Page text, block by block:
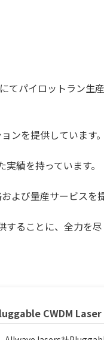
てパイロットラン生
ンを提供しています。
績を持っています。
よび量産サービスを
ることに、全力を尽
CWDM